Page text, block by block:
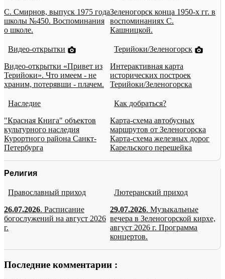
С. Смирнов, выпуск 1975 года
школы №450. Воспоминания
о школе.
Зеленогорск конца 1950-х гг. в
воспоминаниях С.
Кашницкой.
Видео-открытки
Видео-открытки «Привет из
Терийоки». Что имеем - не
храним, потерявши - плачем.
Терийоки/Зеленогорск
Интерактивная карта
исторических построек
Терийоки/Зеленогорска
Наследие
"Красная Книга" объектов
культурного наследия
Курортного района Санкт-
Петербурга
Как добраться?
Карта-схема автобусных
маршрутов от Зеленогорска
Карта-схема железных дорог
Карельского перешейка
Религия
Православный приход
26.07.2026. Расписание
богослужений на август 2026
г.
Лютеранский приход
29.07.2026. Музыкальные
вечера в Зеленогорской кирхе,
август 2026 г. Программа
концертов.
Последние комментарии :